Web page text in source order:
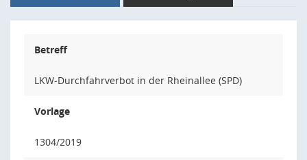
Betreff
LKW-Durchfahrverbot in der Rheinallee (SPD)
Vorlage
1304/2019